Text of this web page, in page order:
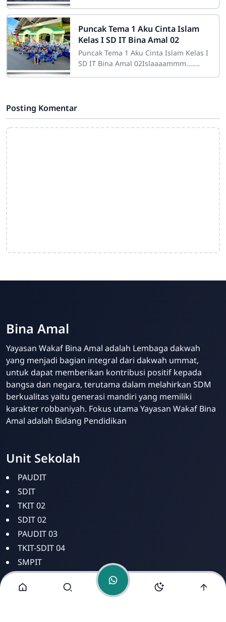
puncak tema hari ini berlangsung
dengan
Puncak Tema 1 Aku Cinta Islam
Kelas I SD IT Bina Amal 02
Puncak Tema 1 Aku Cinta Islam Kelas I
SD IT Bina Amal 02Islaaaammm....
Posting Komentar
Bina Amal
Yayasan Wakaf Bina Amal adalah Lembaga dakwah
yang menjadi bagian integral dari dakwah ummat,
untuk dapat memberikan kontribusi positif kepada
bangsa dan negara, terutama dalam melahirkan SDM
berkualitas yaitu generasi mandiri yang memiliki
karakter robbaniyah. Fokus utama Yayasan Wakaf Bina
Amal adalah Bidang Pendidikan
Unit Sekolah
PAUDIT
SDIT
TKIT 02
SDIT 02
PAUDIT 03
TKIT-SDIT 04
SMPIT
SMAIT